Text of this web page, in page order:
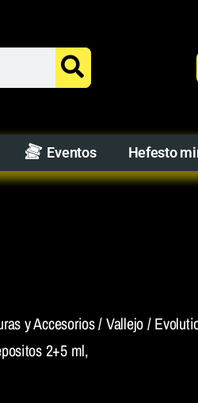
Eventos Hefesto
y Accesorios/Vallejo/
2+5 ml,